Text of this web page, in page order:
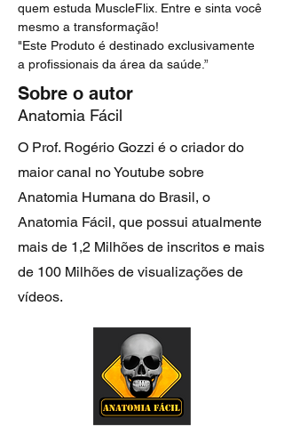
quem estuda MuscleFlix. Entre e sinta você
mesmo a transformação!
"Este Produto é destinado exclusivamente
a profissionais da área da saúde.”
Sobre o autor
Anatomia Fácil
O Prof. Rogério Gozzi é o criador do
maior canal no Youtube sobre
Anatomia Humana do Brasil, o
Anatomia Fácil, que possui atualmente
mais de 1,2 Milhões de inscritos e mais
de 100 Milhões de visualizações de
vídeos.